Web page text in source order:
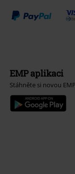
EMP aplikaci
Stáhněte si novou